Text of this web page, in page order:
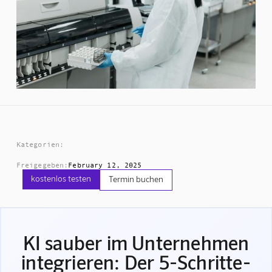
Kategorien:
Freigegeben: February 12, 2025
kostenlos testen Termin buchen
KI sauber im Unternehmen
integrieren: Der 5-Schritte-